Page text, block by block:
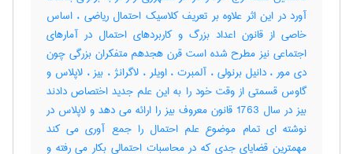
آورد در این اثر علاوه بر تعریف کلاسیک احتمال ریاضی ، اساس
خاصی از قانون اعداد بزرگ و کاربردهای احتمال در آمارهای
اجتماعی نیز مطرح شده است قرن هجدهم متفکران بزرگی چون
دی مور ، دانیل برنولی ، آلمبرت ، اویلر ، لاگرانژ ، بیز ، لاپلاس و
گاوس قسمتی از وقت خود را به این علم جدید اختصاص دادند
بیز در سال 1763 قانون معروف بیز را ارائه می دهد و لاپلاس در
نوشته ای تمام موضوع علم احتمال را جمع آوری می کند
مهمترین قضایای جدی که در محاسبات احتمالی بکار می رفته و